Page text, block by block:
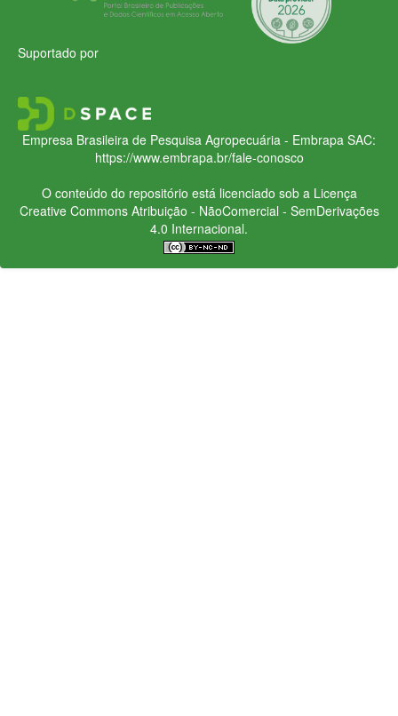
Suportado por
Empresa Brasileira de Pesquisa Agropecuária - Embrapa SAC:
https://www.embrapa.br/fale-conosco
O conteúdo do repositório está licenciado sob a Licença
Creative CommonsAtribuição - NãoComercial - SemDerivações
4.0 Internacional.